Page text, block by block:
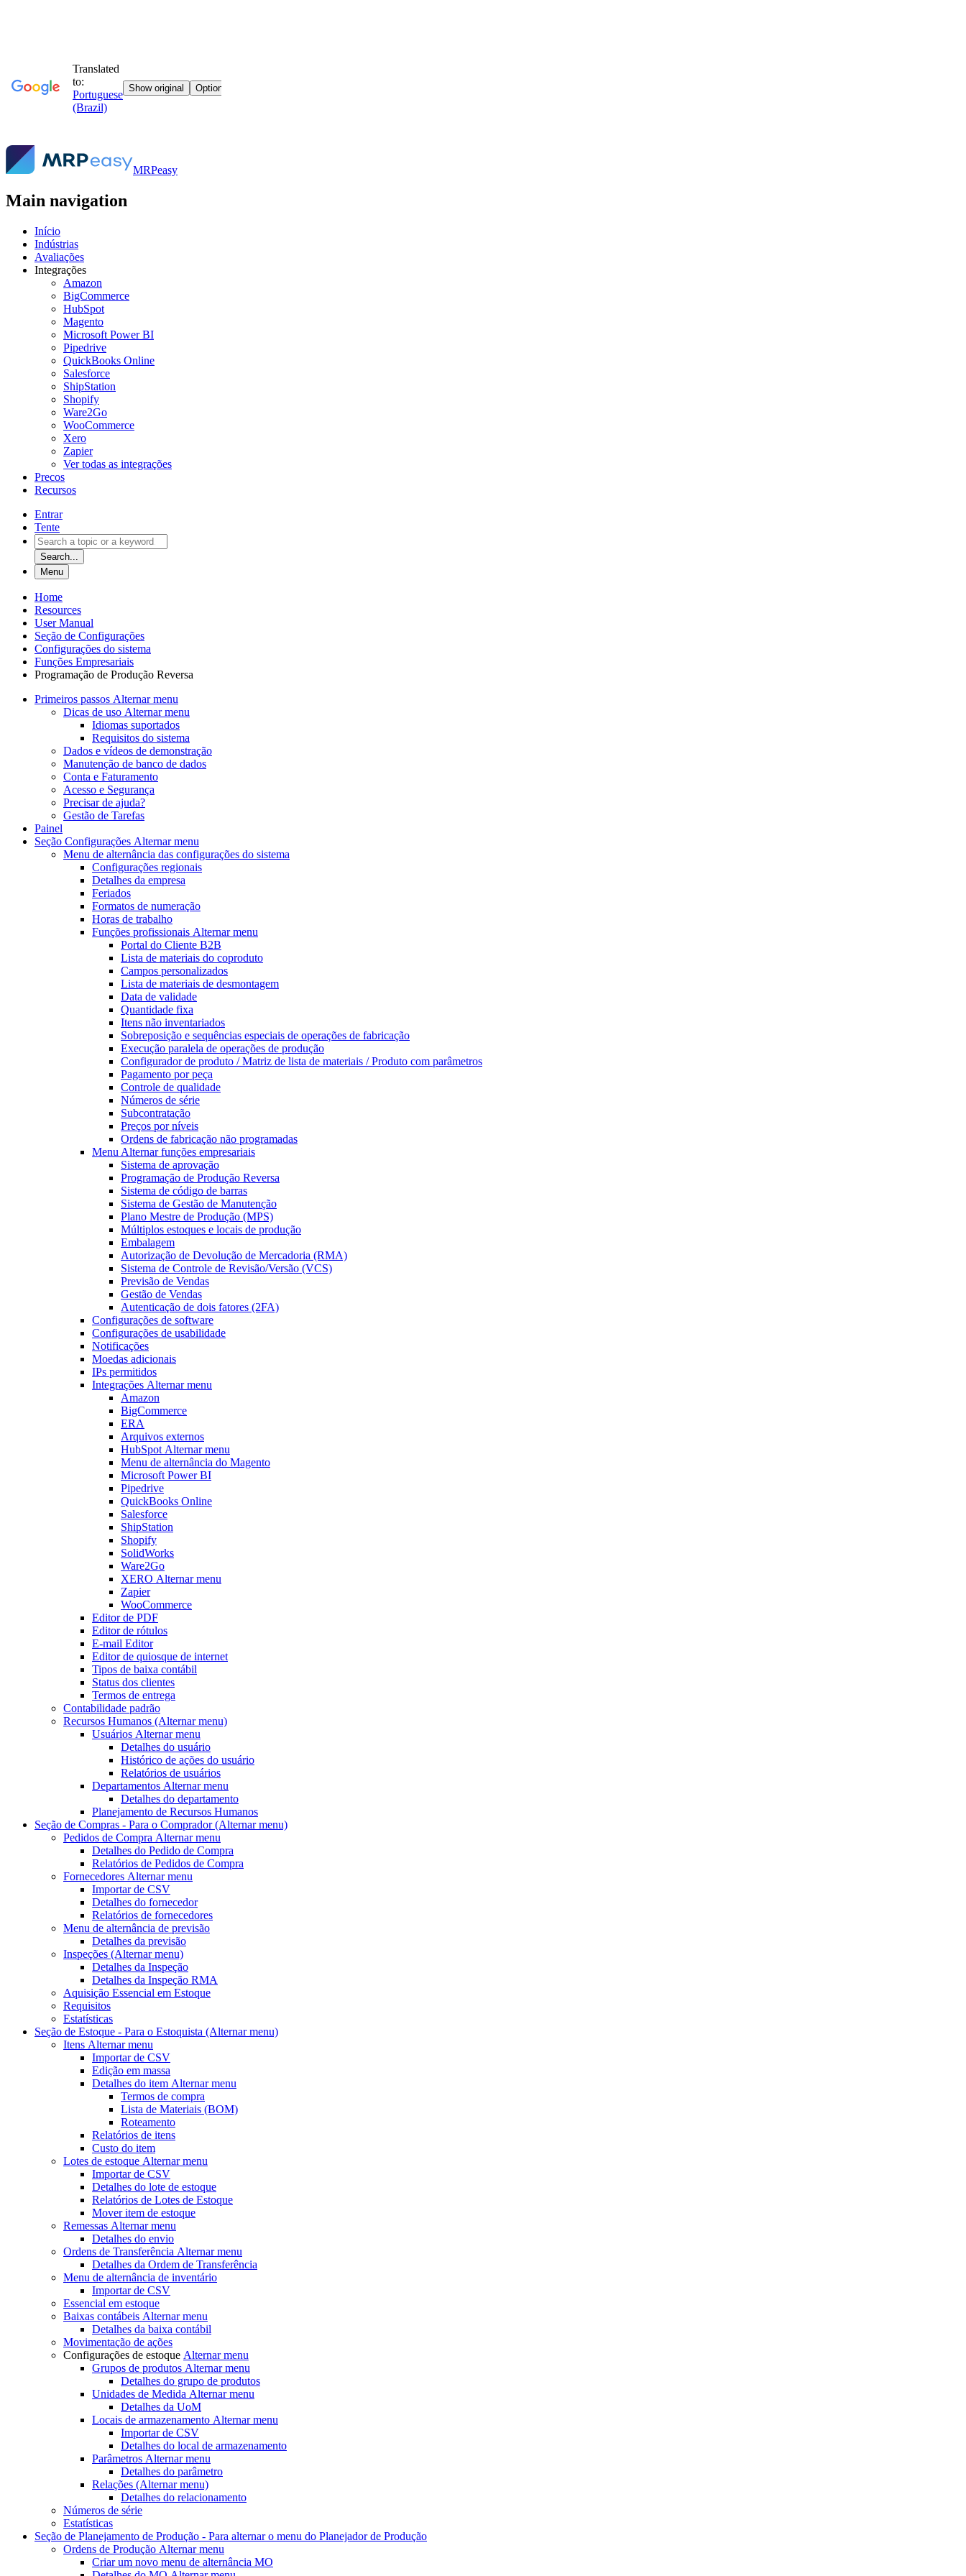
MRPeasy
Main navigation
Início
Indústrias
Avaliações
Integrações
Amazon
BigCommerce
HubSpot
Magento
Microsoft Power BI
Pipedrive
QuickBooks Online
Salesforce
ShipStation
Shopify
Ware2Go
WooCommerce
Xero
Zapier
Ver todas as integrações
Precos
Recursos
Entrar
Tente
Search...
Menu
Home
Resources
User Manual
Seção de Configurações
Configurações do sistema
Funções Empresariais
Programação de Produção Reversa
Primeiros passos Alternar menu
Dicas de uso Alternar menu
Idiomas suportados
Requisitos do sistema
Dados e vídeos de demonstração
Manutenção de banco de dados
Conta e Faturamento
Acesso e Segurança
Precisar de ajuda?
Gestão de Tarefas
Painel
Seção Configurações Alternar menu
Menu de alternância das configurações do sistema
Configurações regionais
Detalhes da empresa
Feriados
Formatos de numeração
Horas de trabalho
Funções profissionais Alternar menu
Portal do Cliente B2B
Lista de materiais do coproduto
Campos personalizados
Lista de materiais de desmontagem
Data de validade
Quantidade fixa
Itens não inventariados
Sobreposição e sequências especiais de operações de fabricação
Execução paralela de operações de produção
Configurador de produto / Matriz de lista de materiais / Produto com parâmetros
Pagamento por peça
Controle de qualidade
Números de série
Subcontratação
Preços por níveis
Ordens de fabricação não programadas
Menu Alternarfunções empresariais
Sistema de aprovação
Programação de Produção Reversa
Sistema de código de barras
Sistema de Gestão de Manutenção
Plano Mestre de Produção (MPS)
Múltiplos estoques e locais de produção
Embalagem
Autorização de Devolução de Mercadoria (RMA)
Sistema de Controle de Revisão/Versão (VCS)
Previsão de Vendas
Gestão de Vendas
Autenticação de dois fatores (2FA)
Configurações de software
Configurações de usabilidade
Notificações
Moedas adicionais
IPs permitidos
Integrações Alternar menu
Amazon
BigCommerce
ERA
Arquivos externos
HubSpot Alternar menu
Menu de alternância do Magento
Microsoft Power BI
Pipedrive
QuickBooks Online
Salesforce
ShipStation
Shopify
SolidWorks
Ware2Go
XERO Alternar menu
Zapier
WooCommerce
Editor de PDF
Editor de rótulos
E-mail Editor
Editor de quiosque de internet
Tipos de baixa contábil
Status dos clientes
Termos de entrega
Contabilidade padrão
Recursos Humanos (Alternar menu)
Usuários Alternar menu
Detalhes do usuário
Histórico de ações do usuário
Relatórios de usuários
Departamentos Alternar menu
Detalhes do departamento
Planejamento de Recursos Humanos
Seção de Compras - Para o Comprador(Alternar menu)
Pedidos de Compra Alternar menu
Detalhes do Pedido de Compra
Relatórios de Pedidos de Compra
Fornecedores Alternar menu
Importar de CSV
Detalhes do fornecedor
Relatórios de fornecedores
Menu de alternância de previsão
Detalhes da previsão
Inspeções (Alternar menu)
Detalhes da Inspeção
Detalhes da Inspeção RMA
Aquisição Essencial em Estoque
Requisitos
Estatísticas
Seção de Estoque - Para o Estoquista (Alternar menu)
Itens Alternar menu
Importar de CSV
Edição em massa
Detalhes do item Alternar menu
Termos de compra
Lista de Materiais (BOM)
Roteamento
Relatórios de itens
Custo do item
Lotes de estoque Alternar menu
Importar de CSV
Detalhes do lote de estoque
Relatórios de Lotes de Estoque
Mover item de estoque
Remessas Alternar menu
Detalhes do envio
Ordens de Transferência Alternar menu
Detalhes da Ordem de Transferência
Menu de alternância de inventário
Importar de CSV
Essencial em estoque
Baixas contábeis Alternar menu
Detalhes da baixa contábil
Movimentação de ações
Configurações de estoque Alternar menu
Grupos de produtos Alternar menu
Detalhes do grupo de produtos
Unidades de Medida Alternar menu
Detalhes da UoM
Locais de armazenamento Alternar menu
Importar de CSV
Detalhes do local de armazenamento
Parâmetros Alternar menu
Detalhes do parâmetro
Relações (Alternar menu)
Detalhes do relacionamento
Números de série
Estatísticas
Seção de Planejamento de Produção - Para alternar o menu do Planejador de Produção
Ordens de Produção Alternar menu
Criar um novo menu de alternância MO